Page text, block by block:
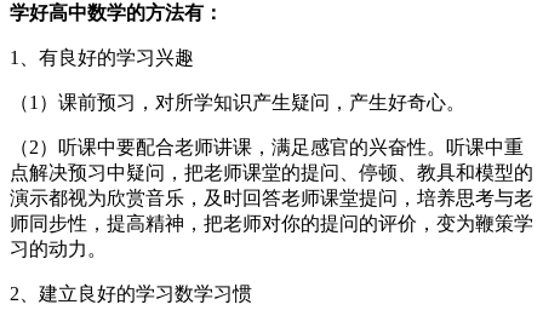
学好高中数学的方法有：
1、有良好的学习兴趣
（1）课前预习，对所学知识产生疑问，产生好奇心。
（2）听课中要配合老师讲课，满足感官的兴奋性。听课中重
点解决预习中疑问，把老师课堂的提问、停顿、教具和模型的
演示都视为欣赏音乐，及时回答老师课堂提问，培养思考与老
师同步性，提高精神，把老师对你的提问的评价，变为鞭策学
习的动力。
2、建立良好的学习数学习惯